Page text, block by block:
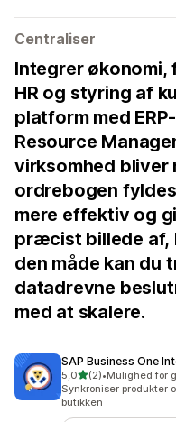
Centraliser
Integrer
HR og styring af
platform med
Resource
virksomhed bliver
ordrebogen
mere effektiv og
præcist billede af,
den måde kan du
datadrevne
med at skalere.
SAP Business One
5,0ud af 5 stjerner
(2)
2 anmeldelser i alt
•Mulighed for
Synkroniser produkter
butikken